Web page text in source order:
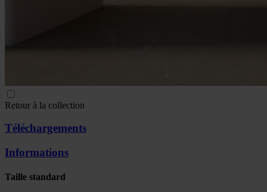
Retour à la collection
Téléchargements
Informations
Taille standard